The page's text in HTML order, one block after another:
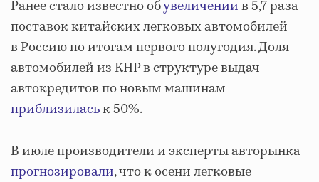
Ранее стало известно обувеличениив 5,7 раза
поставок китайских легковых автомобилей
в Россию по итогам первого полугодия. Доля
автомобилей из КНР в структуре выдач
автокредитов по новым машинам
приблизиласьк 50%.
В июле производители и эксперты авторынка
прогнозировали, что к осени легковые